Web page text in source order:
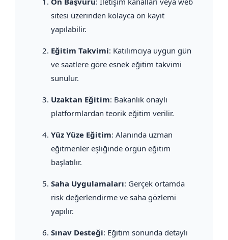
sitesi üzerinden kolayca ön kayıt
yapılabilir.
Eğitim Takvimi: Katılımcıya uygun gün
ve saatlere göre esnek eğitim takvimi
sunulur.
Uzaktan Eğitim: Bakanlık onaylı
platformlardan teorik eğitim verilir.
Yüz Yüze Eğitim: Alanında uzman
eğitmenler eşliğinde örgün eğitim
başlatılır.
Saha Uygulamaları: Gerçek ortamda
risk değerlendirme ve saha gözlemi
yapılır.
Sınav Desteği: Eğitim sonunda detaylı